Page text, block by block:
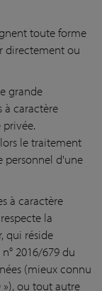
toute forme
directement ou
grande
à caractère
lors le traitement
personnel d'une
à caractère
la
qui réside
2016/679 du
(mieux connu
»), ou tout autre